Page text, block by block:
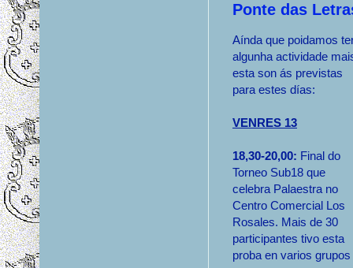
Ponte das
Aínda que poidamos
algunha actividade
esta son ás previstas
para estes días:
VENRES 13
18,30-20,00: Final do
Torneo Sub18 que
celebra Palaestra no
Centro Comercial Los
Rosales. Mais de 30
participantes tivo esta
proba en varios